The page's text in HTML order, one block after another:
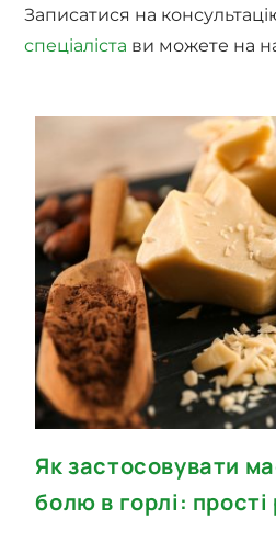
Записатися на
спеціаліста ви можете на
Як застосовувати
болю в горлі: